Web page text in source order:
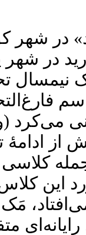
در شهر
در شهر
نیمسال
از ادامهٔ
کلاسی
این
مَک